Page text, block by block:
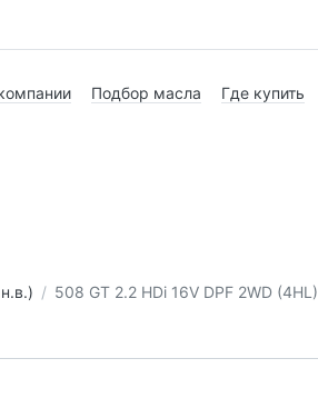
Подбор масла Где купить
508 GT 2.2 HDi 16V DPF 2WD (4HL)